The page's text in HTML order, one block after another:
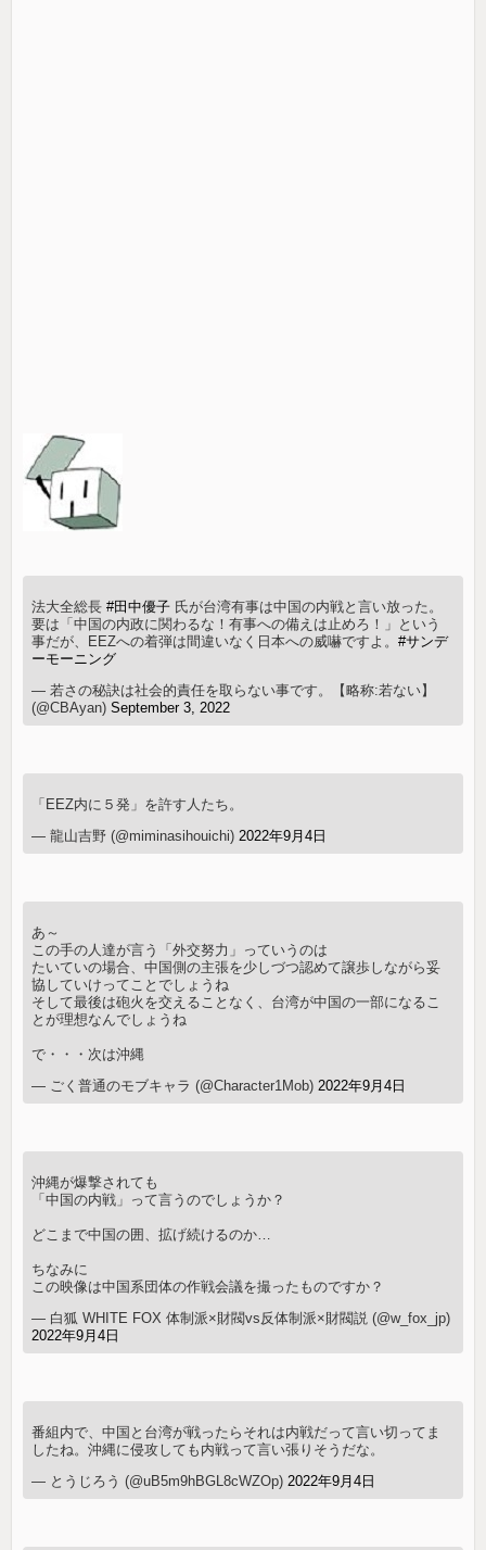
法大全総長#田中優子 氏が台湾有事は中国の内戦と言い放った。
要は「中国の内政に関わるな！有事への備えは止めろ！」という
事だが、EEZへの着弾は間違いなく日本への威嚇ですよ。#サンデ
ーモーニング
— 若さの秘訣は社会的責任を取らない事です。【略称:若ない】
(@CBAyan)September 3, 2022
「EEZ内に５発」を許す人たち。
— 龍山吉野 (@miminasihouichi) 2022年9月4日
あ～
この手の人達が言う「外交努力」っていうのは
たいていの場合、中国側の主張を少しづつ認めて譲歩しながら妥
協していけってことでしょうね
そして最後は砲火を交えることなく、台湾が中国の一部になるこ
とが理想なんでしょうね
で・・・次は沖縄
— ごく普通のモブキャラ (@Character1Mob) 2022年9月4日
沖縄が爆撃されても
「中国の内戦」って言うのでしょうか？
どこまで中国の囲、拡げ続けるのか…
ちなみに
この映像は中国系団体の作戦会議を撮ったものですか？
— 白狐 WHITE FOX 体制派×財閥vs反体制派×財閥説 (@w_fox_jp)
2022年9月4日
番組内で、中国と台湾が戦ったらそれは内戦だって言い切ってま
したね。沖縄に侵攻しても内戦って言い張りそうだな。
— とうじろう (@uB5m9hBGL8cWZOp) 2022年9月4日